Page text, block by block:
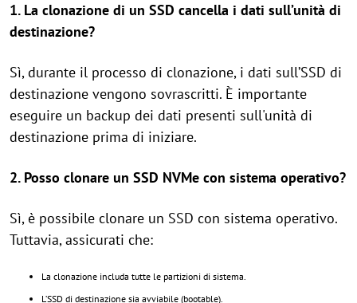
1. La clonazione di un SSD cancella i dati sull’unità di
destinazione?
Sì, durante il processo di clonazione, i dati sull’SSD di
destinazione vengono sovrascritti. È importante
eseguire un backup dei dati presenti sull'unità di
destinazione prima di iniziare.
2. Posso clonare un SSD NVMe con sistema operativo?
Sì, è possibile clonare un SSD con sistema operativo.
Tuttavia, assicurati che:
La clonazione includa tutte le partizioni di sistema.
L’SSD di destinazione sia avviabile (bootable).